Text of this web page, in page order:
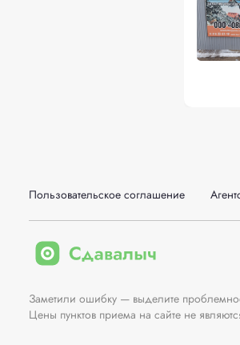
Пользовательское соглашение
Заметили ошибку — выделите
Цены пунктов приема на сайте не